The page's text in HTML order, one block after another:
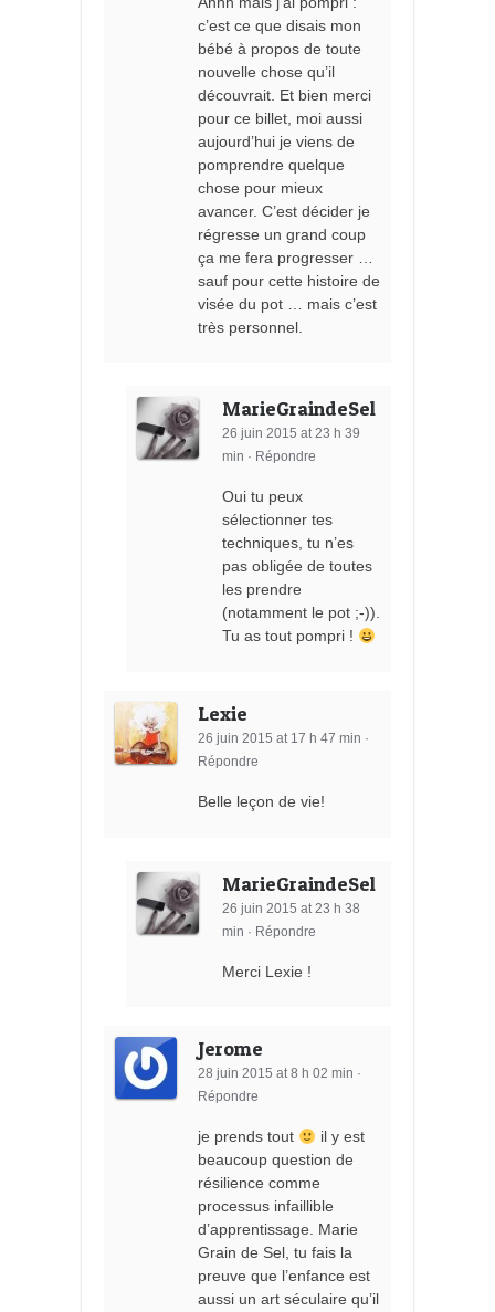
c’est ce que disais mon
bébé à propos de toute
nouvelle chose qu’il
découvrait. Et bien merci
pour ce billet, moi aussi
aujourd’hui je viens de
pomprendre quelque
chose pour mieux
avancer. C’est décider je
régresse un grand coup
ça me fera progresser …
sauf pour cette histoire de
visée du pot … mais c’est
très personnel.
MarieGraindeSel
26 juin 2015 at 23 h 39
min · Répondre
Oui tu peux
sélectionner tes
techniques, tu n’es
pas obligée de toutes
les prendre
(notamment le pot ;-)).
Tu as tout pompri !
Lexie
26 juin 2015 at 17 h 47 min ·
Répondre
Belle leçon de vie!
MarieGraindeSel
26 juin 2015 at 23 h 38
min · Répondre
Merci Lexie !
Jerome
28 juin 2015 at 8 h 02 min ·
Répondre
je prends tout
il y est
beaucoup question de
résilience comme
processus infaillible
d’apprentissage. Marie
Grain de Sel, tu fais la
preuve que l’enfance est
aussi un art séculaire qu’il